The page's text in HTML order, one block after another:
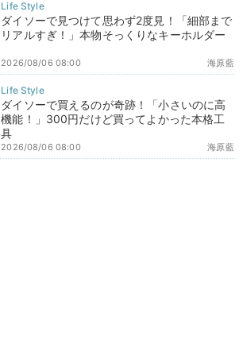
ダイソーで見つけて思わず2度見！「細部まで
リアルすぎ！」本物そっくりなキーホルダー
海原藍
2026/08/06 08:00
ダイソーで買えるのが奇跡！「小さいのに高
機能！」300円だけど買ってよかった本格工
具
海原藍
2026/08/06 08:00